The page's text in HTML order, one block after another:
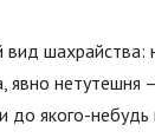
шахрайства:
явно нетутешня
до якого-небудь